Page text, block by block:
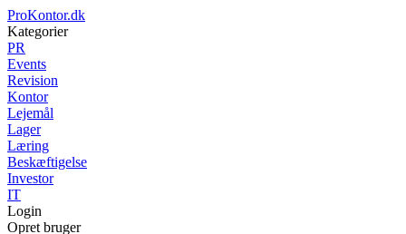
ProKontor.dk
Kategorier
PR
Events
Revision
Kontor
Lejemål
Lager
Læring
Beskæftigelse
Investor
IT
Login
Opret bruger